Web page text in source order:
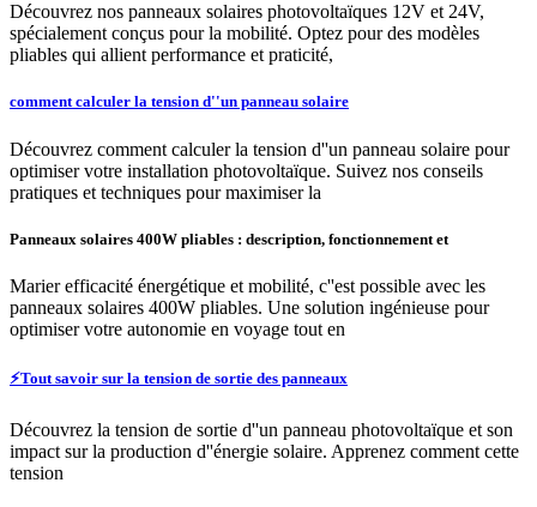
Découvrez nos panneaux solaires photovoltaïques 12V et 24V,
spécialement conçus pour la mobilité. Optez pour des modèles
pliables qui allient performance et praticité,
comment calculer la tension d''un panneau solaire
Découvrez comment calculer la tension d''un panneau solaire pour
optimiser votre installation photovoltaïque. Suivez nos conseils
pratiques et techniques pour maximiser la
Panneaux solaires 400W pliables : description, fonctionnement et
Marier efficacité énergétique et mobilité, c''est possible avec les
panneaux solaires 400W pliables. Une solution ingénieuse pour
optimiser votre autonomie en voyage tout en
⚡Tout savoir sur la tension de sortie des panneaux
Découvrez la tension de sortie d''un panneau photovoltaïque et son
impact sur la production d''énergie solaire. Apprenez comment cette
tension